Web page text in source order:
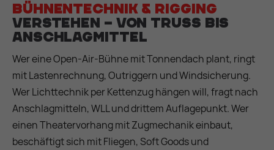
Bühnentechnik & Rigging
verstehen – von Truss bis
Anschlagmittel
Wer eine Open-Air-Bühne mit Tonnendach plant, ringt
mit Lastenrechnung, Outriggern und Windsicherung.
Wer Lichttechnik per Kettenzug hängen will, fragt nach
Anschlagmitteln, WLL und drittem Auflagepunkt. Wer
einen Theatervorhang mit Zugmechanik einbaut,
beschäftigt sich mit Fliegen, Soft Goods und